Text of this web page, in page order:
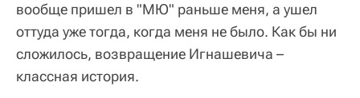
вообще пришел в "МЮ" раньше меня, а ушел
оттуда уже тогда, когда меня не было. Как бы ни
сложилось, возвращение Игнашевича –
классная история.